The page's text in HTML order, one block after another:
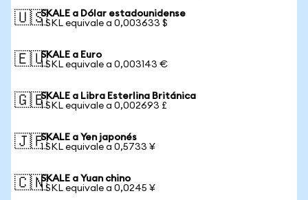
🇺🇸SKALE a Dólar estadounidense
1 SKL equivale a 0,003633 $
🇪🇺SKALE a Euro
1 SKL equivale a 0,003143 €
🇬🇧SKALE a Libra Esterlina Británica
1 SKL equivale a 0,002693 £
🇯🇵SKALE a Yen japonés
1 SKL equivale a 0,5733 ¥
🇨🇳SKALE a Yuan chino
1 SKL equivale a 0,0245 ¥